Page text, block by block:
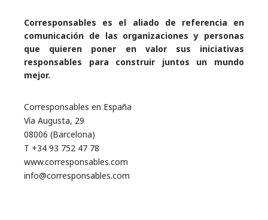
Corresponsables es el aliado de referencia en
comunicación de las organizaciones y personas
que quieren poner en valor sus iniciativas
responsables para construir juntos un mundo
mejor.
Corresponsables en España
Vía Augusta, 29
08006 (Barcelona)
T +34 93 752 47 78
www.corresponsables.com
info@corresponsables.com